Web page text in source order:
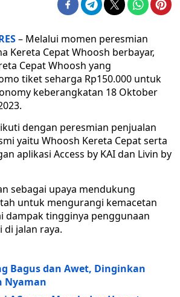
– Melalui momen peresmian
Kereta Cepat Whoosh berbayar,
Cepat Whoosh yang
tiket seharga Rp150.000 untuk
keberangkatan 18 Oktober
dengan peresmian penjualan
yaitu Whoosh Kereta Cepat serta
aplikasi Access by KAI dan Livin by
sebagai upaya mendukung
untuk mengurangi kemacetan
dampak tingginya penggunaan
jalan raya.
Bagus dan Awet, Dinginkan
Nyaman